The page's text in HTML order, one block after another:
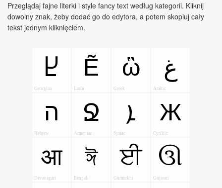
Przeglądaj fajne literki i style fancy text według kategorii. Kliknij
dowolny znak, żeby dodać go do edytora, a potem skopiuj cały
tekst jednym kliknięciem.
Ⴞ
Georgian
Ẽ
Latin
ὣ
Greek
ﻍ
Arabic
ה
Hebrew
Ջ
Armenian
ܐ
Syriac
Ж
Cyrillic
आ
Devanagari
ঈ
Bengali
ਈ
Gurmukhi
ઊ
Gujarati